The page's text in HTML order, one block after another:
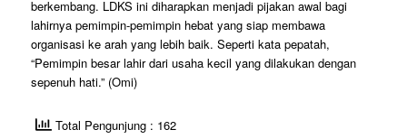
berkembang. LDKS ini diharapkan menjadi pijakan awal bagi
lahirnya pemimpin-pemimpin hebat yang siap membawa
organisasi ke arah yang lebih baik. Seperti kata pepatah,
“Pemimpin besar lahir dari usaha kecil yang dilakukan dengan
sepenuh hati.” (Omi)
Total Pengunjung : 162